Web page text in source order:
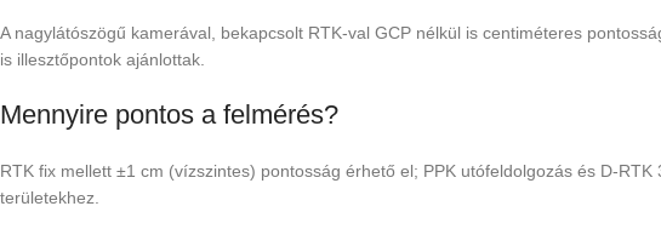
A nagylátószögű kamerával, bekapcsolt RTK-val GCP nélkül is centiméteres
is illesztőpontok ajánlottak.
Mennyire pontos a felmérés?
RTK fix mellett ±1 cm (vízszintes) pontosság érhető el; PPK utófeldolgozás és D-
területekhez.